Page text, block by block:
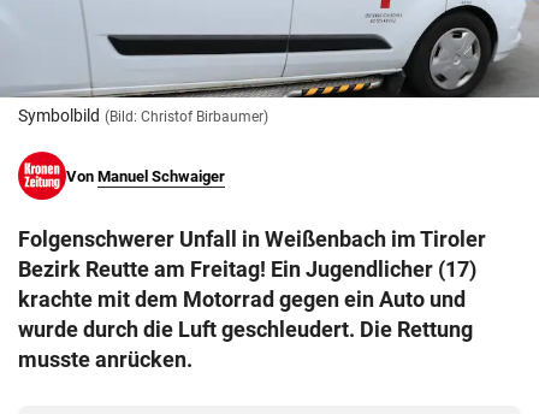
© Krone Multimedia GmbH & Co KG 2026
Muthgasse 2, 1190 Wien
Symbolbild (Bild: Christof Birbaumer)
Von Manuel Schwaiger
Folgenschwerer Unfall in Weißenbach im Tiroler
Bezirk Reutte am Freitag! Ein Jugendlicher (17)
krachte mit dem Motorrad gegen ein Auto und
wurde durch die Luft geschleudert. Die Rettung
musste anrücken.